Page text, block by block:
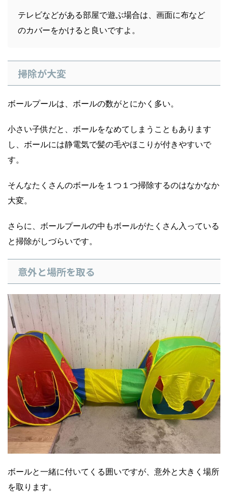
テレビなどがある部屋で遊ぶ場合は、画面に布など
のカバーをかけると良いですよ。
掃除が大変
ボールプールは、ボールの数がとにかく多い。
小さい子供だと、ボールをなめてしまうこともあります
し、ボールには静電気で髪の毛やほこりが付きやすいで
す。
そんなたくさんのボールを１つ１つ掃除するのはなかなか
大変。
さらに、ボールプールの中もボールがたくさん入っている
と掃除がしづらいです。
意外と場所を取る
ボールと一緒に付いてくる囲いですが、意外と大きく場所
を取ります。